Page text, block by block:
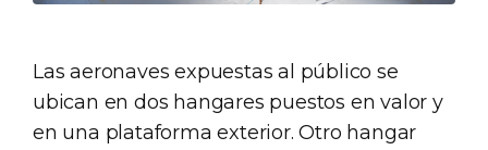
Las aeronaves expuestas al público se
ubican en dos hangares puestos en valor y
en una plataforma exterior. Otro hangar